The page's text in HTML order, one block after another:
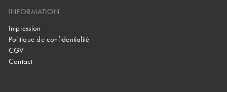
INFORMATION
Impression
Politique de confidentialité
CGV
Contact